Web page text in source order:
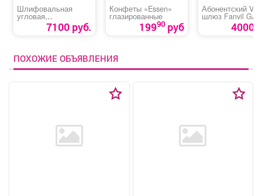
Шлифовальная
угловая
аккумуляторная
машина «MTX-AGB-
7100 руб.
Конфеты «Essen»
глазированные
19990руб
Абонентский
шлюз Fanvil GA
4000
ПОХОЖИЕ ОБЪЯВЛЕНИЯ